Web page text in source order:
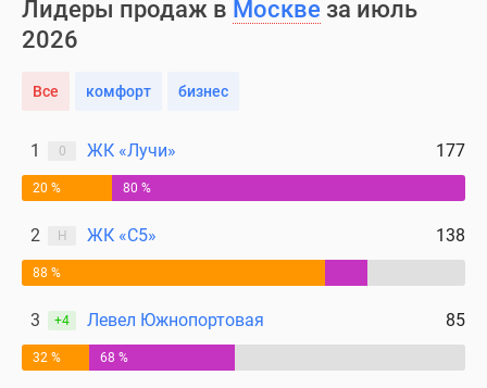
поселки
Коттеджные
ипотеку
Бизнес-
центры
Коттеджи
Скидки
Макс
Лидеры продаж в Москве за июль
2026
Все комфорт бизнес
1 0 ЖК «Лучи» 177
20 % 80 %
2 Н ЖК «С5» 138
88 %
3 +4 Левел Южнопортовая 85
32 % 68 %